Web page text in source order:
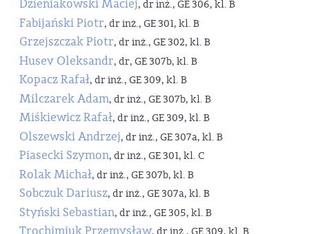
Dzieniakowski Maciej, dr inż., GE 306, kl. B
Fabijański Piotr, dr inż., GE 301, kl. B
Grzejszczak Piotr, dr inż., GE 302, kl. B
Husev Oleksandr, dr, GE 307b, kl. B
Kopacz Rafał, dr inż., GE 309, kl. B
Milczarek Adam, dr inż., GE 307b, kl. B
Miśkiewicz Rafał, dr inż., GE 309, kl. B
Olszewski Andrzej, dr inż., GE 307a, kl. B
Piasecki Szymon, dr inż., GE 301, kl. C
Rolak Michał, dr inż., GE 307b, kl. B
Sobczuk Dariusz, dr inż., GE 307a, kl. B
Styński Sebastian, dr inż., GE 305, kl. B